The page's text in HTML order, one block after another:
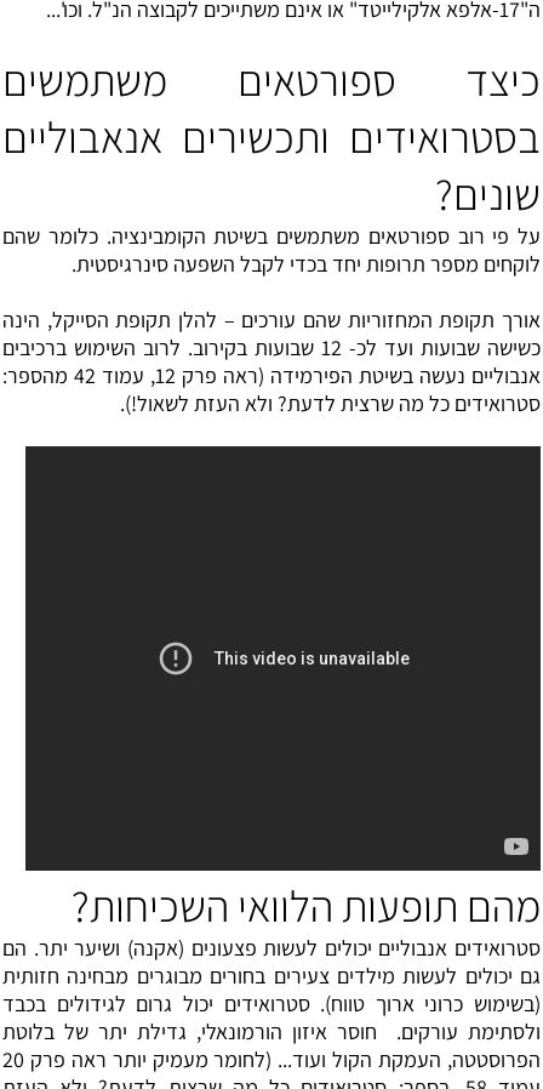
ה"17-אלפא אלקילייטד" או אינם משתייכים לקבוצה הנ"ל. וכו'...
כיצד ספורטאים משתמשים
בסטרואידים ותכשירים אנאבוליים
שונים?
על פי רוב ספורטאים משתמשים בשיטת הקומבינציה. כלומר שהם
לוקחים מספר תרופות יחד בכדי לקבל השפעה סינרגיסטית.
אורך תקופת המחזוריות שהם עורכים – להלן תקופת הסייקל, הינה
כשישה שבועות ועד לכ- 12 שבועות בקירוב. לרוב השימוש ברכיבים
אנבוליים נעשה בשיטת הפירמידה (ראה פרק 12, עמוד 42 מהספר:
סטרואידים כל מה שרצית לדעת? ולא העזת לשאול!).
מהם תופעות הלוואי השכיחות?
סטרואידים אנבוליים יכולים לעשות פצעונים (אקנה) ושיער יתר. הם
גם יכולים לעשות מילדים צעירים בחורים מבוגרים מבחינה חזותית
(בשימוש כרוני ארוך טווח). סטרואידים יכול גרום לגידולים בכבד
ולסתימת עורקים. חוסר איזון הורמונאלי, גדילת יתר של בלוטת
הפרוסטטה, העמקת הקול ועוד... (לחומר מעמיק יותר ראה פרק 20